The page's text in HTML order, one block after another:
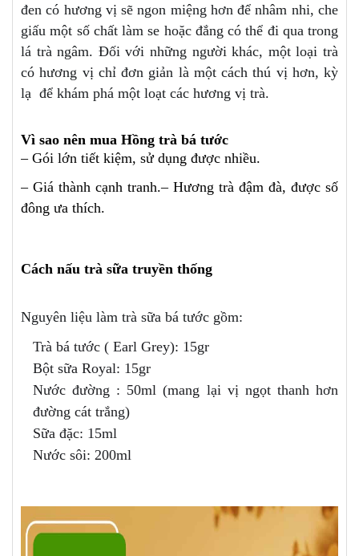
đen có hương vị sẽ ngon miệng hơn để nhâm nhi, che
giấu một số chất làm se hoặc đắng có thể đi qua trong
lá trà ngâm. Đối với những người khác, một loại trà
có hương vị chỉ đơn giản là một cách thú vị hơn, kỳ
lạ để khám phá một loạt các hương vị trà.
Vì sao nên mua Hồng trà bá tước
– Gói lớn tiết kiệm, sử dụng được nhiều.
– Giá thành cạnh tranh.– Hương trà đậm đà, được số
đông ưa thích.
Cách nấu trà sữa truyền thống
Nguyên liệu làm trà sữa bá tước gồm:
Trà bá tước ( Earl Grey): 15gr
Bột sữa Royal: 15gr
Nước đường : 50ml (mang lại vị ngọt thanh hơn
đường cát trắng)
Sữa đặc: 15ml
Nước sôi: 200ml